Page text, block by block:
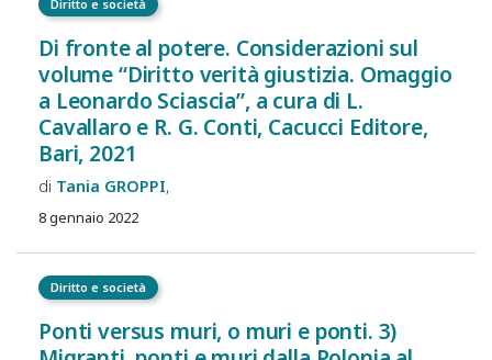
Diritto e società
Di fronte al potere. Considerazioni sul
volume “Diritto verità giustizia. Omaggio
a Leonardo Sciascia”, a cura di L.
Cavallaro e R. G. Conti, Cacucci Editore,
Bari, 2021
Tania GROPPI
8 gennaio 2022
Diritto e società
Ponti versus muri, o muri e ponti. 3)